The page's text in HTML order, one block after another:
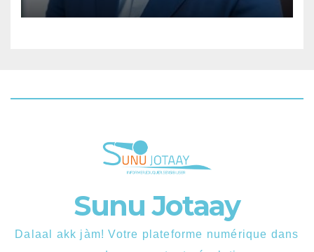
Sunu Jotaay
Dalaal akk jàm! Votre plateforme numérique dans